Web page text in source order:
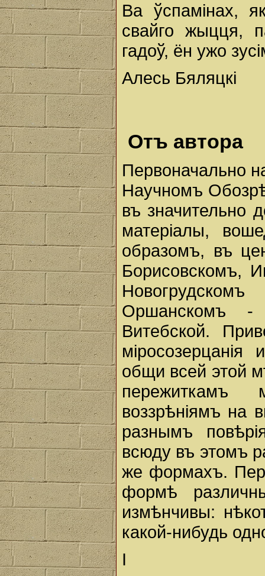
Ва ўспамінах,
свайго жыцця,
гадоў, ён ужо
Алесь Бяляцкі
Отъ автора
Первоначально
Научномъ
въ значительно
матерiалы,
образомъ, въ
Борисовскомъ,
Оршанскомъ -
Витебской.
мiросозерцанiя
общи всей этой
пережиткамъ
воззрѣнiямъ на
разнымъ
всюду въ этомъ
же формахъ.
формѣ
измѣнчивы:
какой-нибудь
I